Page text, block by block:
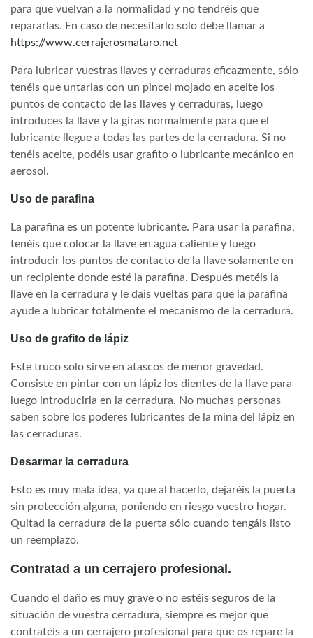
para que vuelvan a la normalidad y no tendréis que
repararlas. En caso de necesitarlo solo debe llamar a
https://www.cerrajerosmataro.net
Para lubricar vuestras llaves y cerraduras eficazmente, sólo
tenéis que untarlas con un pincel mojado en aceite los
puntos de contacto de las llaves y cerraduras, luego
introduces la llave y la giras normalmente para que el
lubricante llegue a todas las partes de la cerradura. Si no
tenéis aceite, podéis usar grafito o lubricante mecánico en
aerosol.
Uso de parafina
La parafina es un potente lubricante. Para usar la parafina,
tenéis que colocar la llave en agua caliente y luego
introducir los puntos de contacto de la llave solamente en
un recipiente donde esté la parafina. Después metéis la
llave en la cerradura y le dais vueltas para que la parafina
ayude a lubricar totalmente el mecanismo de la cerradura.
Uso de grafito de lápiz
Este truco solo sirve en atascos de menor gravedad.
Consiste en pintar con un lápiz los dientes de la llave para
luego introducirla en la cerradura. No muchas personas
saben sobre los poderes lubricantes de la mina del lápiz en
las cerraduras.
Desarmar la cerradura
Esto es muy mala idea, ya que al hacerlo, dejaréis la puerta
sin protección alguna, poniendo en riesgo vuestro hogar.
Quitad la cerradura de la puerta sólo cuando tengáis listo
un reemplazo.
Contratad a un cerrajero profesional.
Cuando el daño es muy grave o no estéis seguros de la
situación de vuestra cerradura, siempre es mejor que
contratéis a un cerrajero profesional para que os repare la